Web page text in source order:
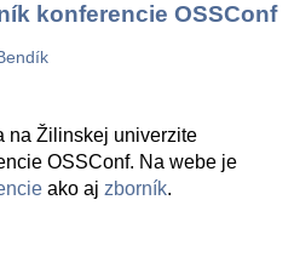
konferencie OSSConf
na Žilinskej univerzite
OSSConf. Na webe je
ako aj zborník.